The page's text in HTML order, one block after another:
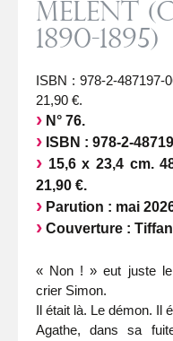
mêlent
1890-1895)
ISBN : 978-2-487197-
21,90 €.
N° 76.
ISBN : 978-2-
15,6 x 23,4 cm.
21,90 €.
Parution : mai
Couverture :
« Non ! » eut juste
crier Simon.
Il était là. Le démon. Il
Agathe, dans sa